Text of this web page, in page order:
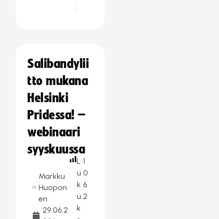
:
Salibandylii
tto mukana
Helsinki
Pridessa! –
webinaari
syyskuussa
Markku
Huopon
en
29.06.2
L
u
k
u
k
1
0
6
2